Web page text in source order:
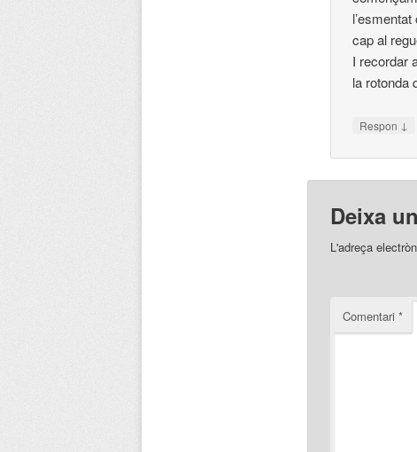
cap al
I recordar
la rotonda
Respon ↓
Deixa
L'adreça
Comentari *